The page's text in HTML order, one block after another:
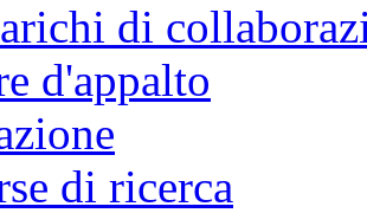
di
d'appalto
di ricerca